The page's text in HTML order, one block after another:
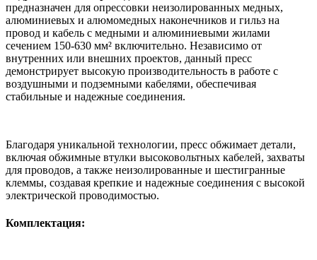
предназначен для опрессовки неизолированных медных,
алюминиевых и алюмомедных наконечников и гильз на
провод и кабель с медными и алюминиевыми жилами
сечением 150-630 мм² включительно. Независимо от
внутренних или внешних проектов, данный пресс
демонстрирует высокую производительность в работе с
воздушными и подземными кабелями, обеспечивая
стабильные и надежные соединения.
Благодаря уникальной технологии, пресс обжимает детали,
включая обжимные втулки высоковольтных кабелей, захваты
для проводов, а также неизолированные и шестигранные
клеммы, создавая крепкие и надежные соединения с высокой
электрической проводимостью.
Комплектация: